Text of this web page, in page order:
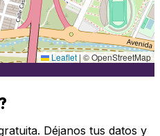
Leaflet | © OpenStreetMap
Déjanos tus datos y